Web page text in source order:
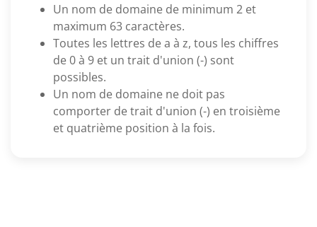
Un nom de domaine de minimum 2 et
maximum 63 caractères.
Toutes les lettres de a à z, tous les chiffres
de 0 à 9 et un trait d'union (-) sont
possibles.
Un nom de domaine ne doit pas
comporter de trait d'union (-) en troisième
et quatrième position à la fois.